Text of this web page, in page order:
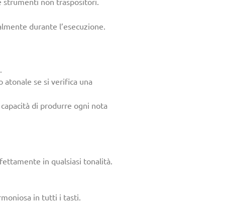
durante l’esecuzione.
atonale se si verifica una
di produrre ogni nota
in qualsiasi tonalità.
in tutti i tasti.